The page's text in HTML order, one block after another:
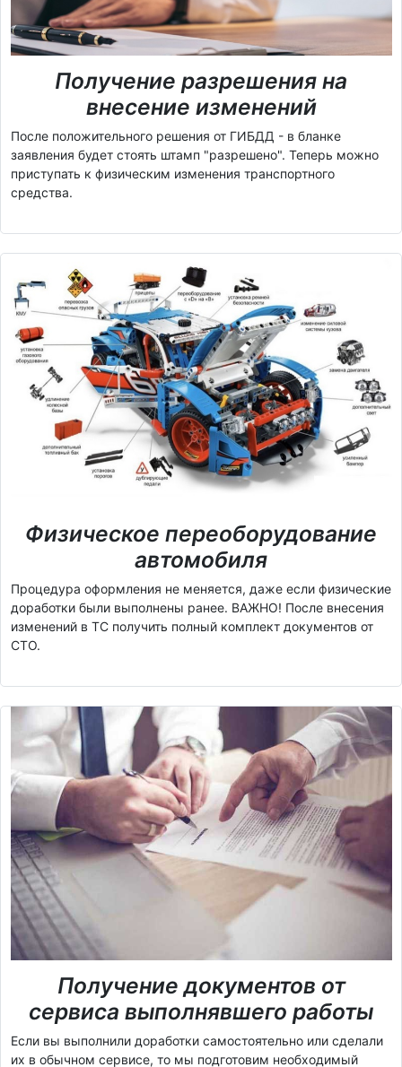
Получение разрешения на
внесение изменений
После положительного решения от ГИБДД - в бланке
заявления будет стоять штамп "разрешено". Теперь можно
приступать к физическим изменения транспортного
средства.
Физическое переоборудование
автомобиля
Процедура оформления не меняется, даже если физические
доработки были выполнены ранее. ВАЖНО! После внесения
изменений в ТС получить полный комплект документов от
СТО.
Получение документов от
сервиса выполнявшего работы
Если вы выполнили доработки самостоятельно или сделали
их в обычном сервисе, то мы подготовим необходимый